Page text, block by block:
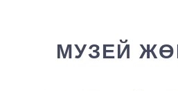
МУЗЕЙ